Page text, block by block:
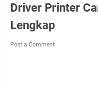
Driver Printer
Lengkap
Post a Comment